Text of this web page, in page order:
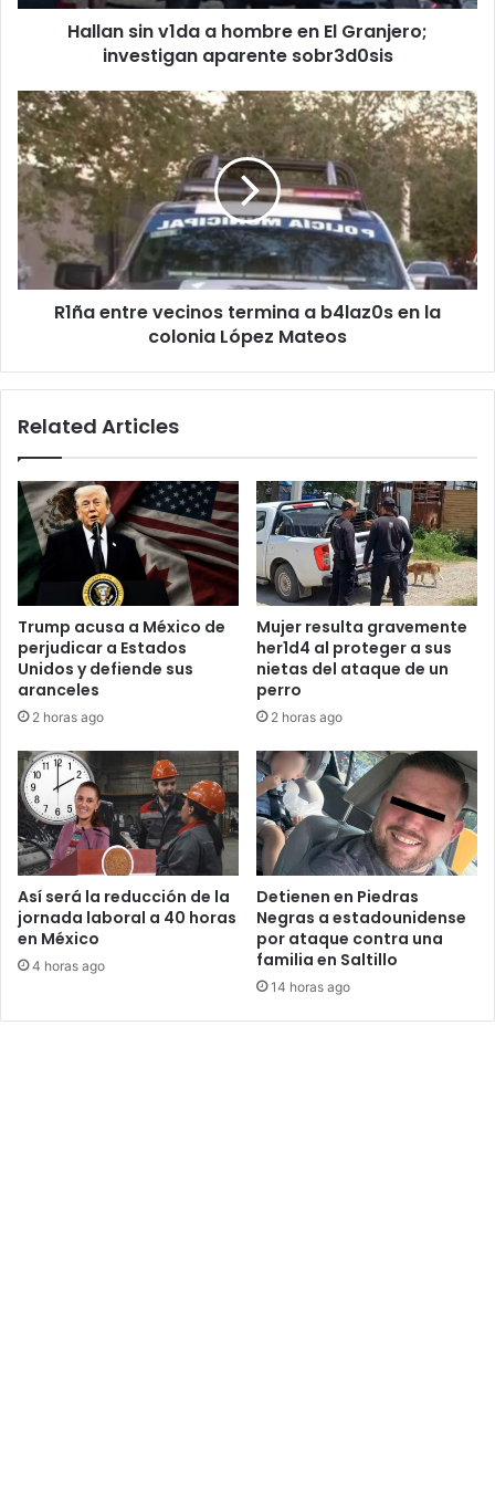
investigan
aparenteHallan sin v1da a hombre en El Granjero;
investigan aparente sobr3d0sis
R1ña
entre
vecinos
termina
b4laz0s
en
la
colonia
LópezR1ña entre vecinos termina a b4laz0s en la
colonia López Mateos
Related Articles
Trump acusa a México de
perjudicar a Estados
Unidos y defiende sus
aranceles
2 horas ago
Mujer resulta gravemente
her1d4 al proteger a sus
nietas del ataque de un
perro
2 horas ago
Así será la reducción de la
jornada laboral a 40 horas
en México
4 horas ago
Detienen en Piedras
Negras a estadounidense
por ataque contra una
familia en Saltillo
14 horas ago